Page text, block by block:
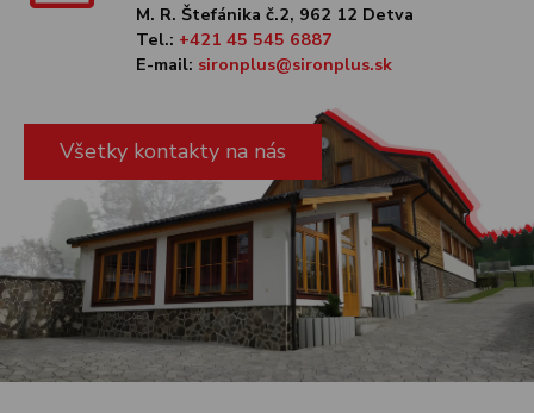
M. R. Štefánika č.2, 962 12 Detva
Tel.: +421 45 545 6887
E-mail: sironplus@sironplus.sk
Všetky kontakty na nás